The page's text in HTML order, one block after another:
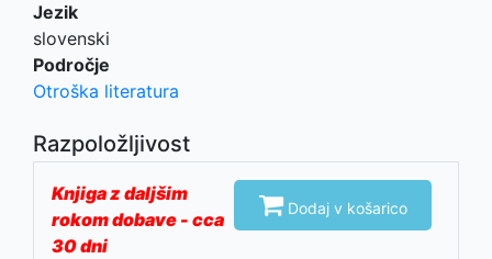
Jezik
slovenski
Področje
Otroška literatura
Razpoložljivost
Knjiga z daljšim
rokom dobave - cca
30 dni
Dodaj v košarico